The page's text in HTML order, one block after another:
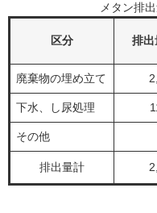
メタン排
区分 排出
廃棄物の埋め立て
下水、し尿処理
その他
排出量計